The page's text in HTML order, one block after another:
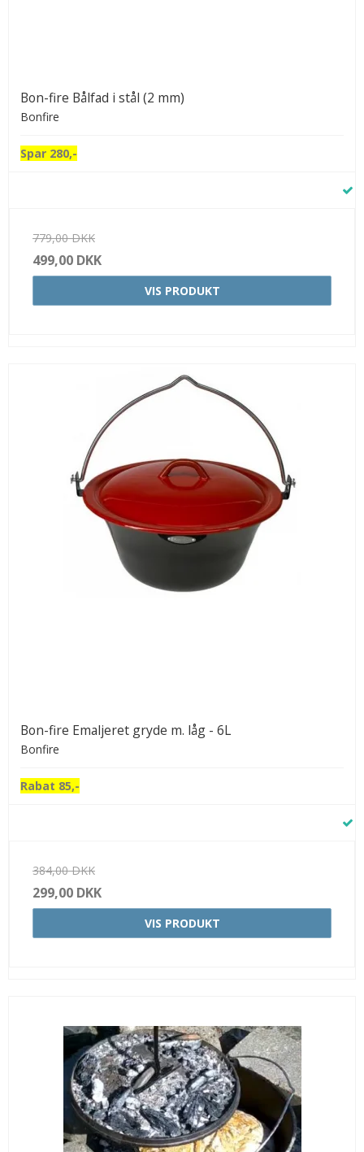
Bon-fire Bålfad i stål (2 mm)
Bonfire
Spar 280,-
779,00 DKK
499,00 DKK
VIS PRODUKT
Bon-fire Emaljeret gryde m. låg - 6L
Bonfire
Rabat 85,-
384,00 DKK
299,00 DKK
VIS PRODUKT